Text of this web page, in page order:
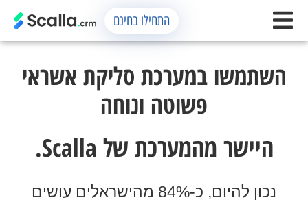
התחילו בחינם
השתמשו במערכת סליקת אשראי
פשוטה ונוחה
היישר מהמערכת של Scalla.
נכון להיום, כ-84% מהישראלים עושים